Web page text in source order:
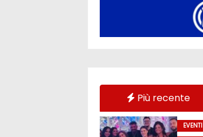
Più recente
EVENTI